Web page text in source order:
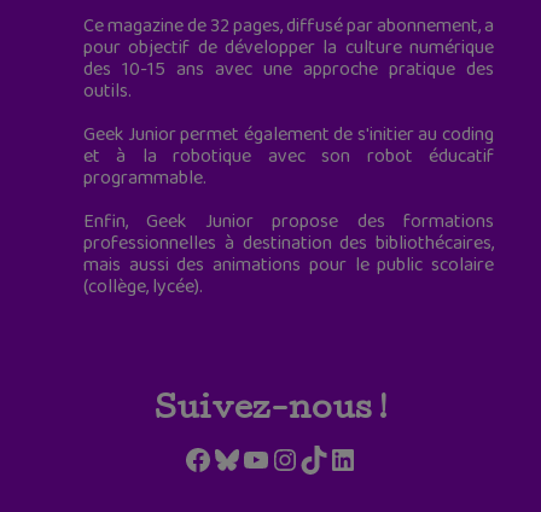
Ce magazine de 32 pages, diffusé par abonnement, a
pour objectif de développer la culture numérique
des 10-15 ans avec une approche pratique des
outils.
Geek Junior permet également de s'initier au coding
et à la robotique avec son robot éducatif
programmable.
Enfin, Geek Junior propose des formations
professionnelles à destination des bibliothécaires,
mais aussi des animations pour le public scolaire
(collège, lycée).
Suivez-nous !
Facebook
Bluesky
YouTube
Instagram
TikTokLinkedIn